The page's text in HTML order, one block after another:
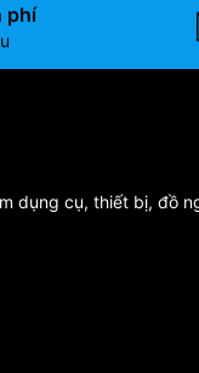
phí
dụng cụ, thiết bị, đồ